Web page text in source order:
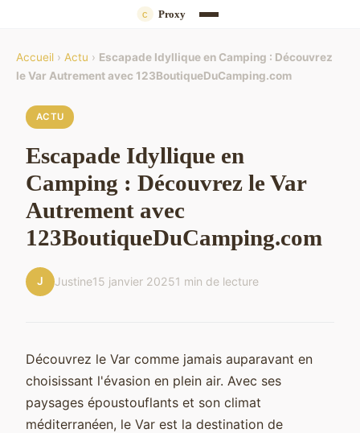
Accueil › Actu › Escapade Idyllique en Camping : Découvrez
le Var Autrement avec 123BoutiqueDuCamping.com
ACTU
Escapade Idyllique en
Camping : Découvrez le Var
Autrement avec
123BoutiqueDuCamping.com
J Justine15 janvier 20251 min de lecture
Découvrez le Var comme jamais auparavant en
choisissant l'évasion en plein air. Avec ses
paysages époustouflants et son climat
méditerranéen, le Var est la destination de